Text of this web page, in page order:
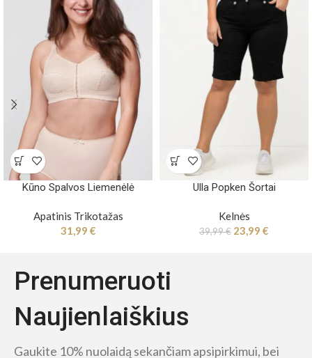
Kūno Spalvos Liemenėlė
Apatinis Trikotažas
31,99 €
Ulla Popken Šortai
Kelnės
39,99€ 23,99 €
Prenumeruoti
Naujienlaiškius
Gaukite 10% nuolaidą sekančiam apsipirkimui, bei